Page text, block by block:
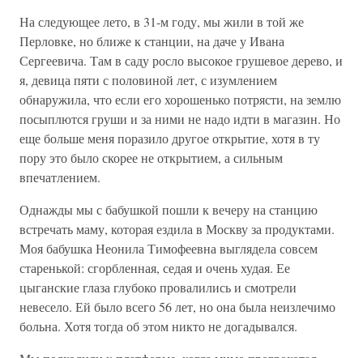
На следующее лето, в 31-м году, мы жили в той же
Перловке, но ближе к станции, на даче у Ивана
Сергеевича. Там в саду росло высокое грушевое дерево, и
я, девица пяти с половиной лет, с изумлением
обнаружила, что если его хорошенько потрясти, на землю
посыплются груши и за ними не надо идти в магазин. Но
еще больше меня поразило другое открытие, хотя в ту
пору это было скорее не открытием, а сильным
впечатлением.
Однажды мы с бабушкой пошли к вечеру на станцию
встречать маму, которая ездила в Москву за продуктами.
Моя бабушка Неонила Тимофеевна выглядела совсем
старенькой: сгорбленная, седая и очень худая. Ее
цыганские глаза глубоко провалились и смотрели
невесело. Ей было всего 56 лет, но она была неизлечимо
больна. Хотя тогда об этом никто не догадывался.